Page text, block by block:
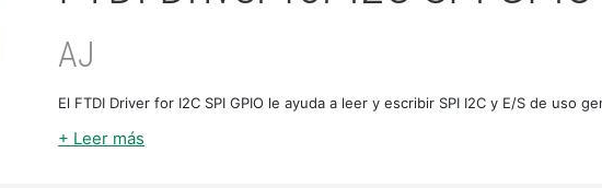
AJ
El FTDI Driver for I2C SPI GPIO le ayuda a leer y escribir SPI I2C y E/S de uso
+ Leer más